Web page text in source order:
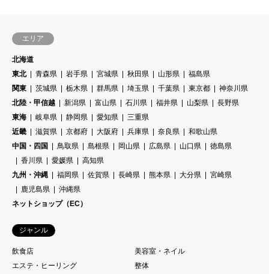
エリア
北海道
東北
青森県 岩手県 宮城県 秋田県 山形県
福島県
関東
茨城県 栃木県 群馬県 埼玉県 千葉県 東京都
神奈川県
北陸・甲信越
新潟県 富山県 石川県 福井県 山梨県
長野県
東海
岐阜県 静岡県 愛知県
三重県
近畿
滋賀県 京都府 大阪府 兵庫県 奈良県
和歌山県
中国・四国
鳥取県 島根県 岡山県 広島県 山口県
徳島県
香川県
愛媛県
高知県
九州・沖縄
福岡県 佐賀県 長崎県 熊本県 大分県
宮崎県
鹿児島県
沖縄県
ネットショップ（EC）
ジャンル
飲食店
美容室・ネイル
エステ・ヒーリング
整体